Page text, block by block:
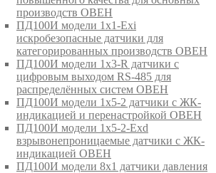
производств ОВЕН
ПД100И модели 1х1-Exi
искробезопасные датчики для
категорированных производств ОВЕН
ПД100И модели 1х3-R датчики с
цифровым выходом RS-485 для
распределённых систем ОВЕН
ПД100И модели 1х5-2 датчики с ЖК-
индикацией и перенастройкой ОВЕН
ПД100И модели 1х5-2-Exd
взрывонепроницаемые датчики с ЖК-
индикацией ОВЕН
ПД100И модели 8х1 датчики давления